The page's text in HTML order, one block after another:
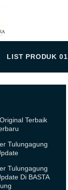
LIST PRODUK 01
Terbaik
Tulungagung
Tulungagung
Di BASTA